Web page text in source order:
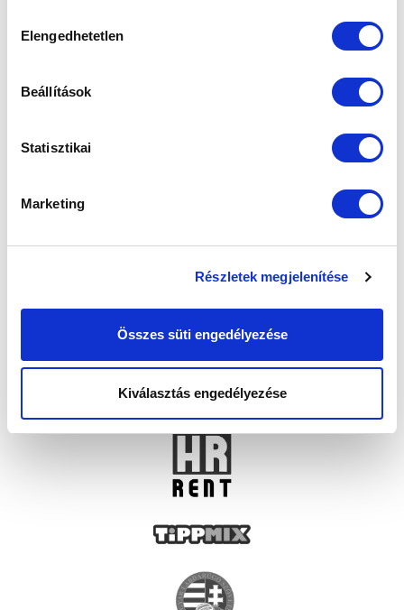
kiválasztása
Elengedhetetlen
Beállítások
Statisztikai
Marketing
Részletek megjelenítése
Összes süti engedélyezése
Kiválasztás engedélyezése